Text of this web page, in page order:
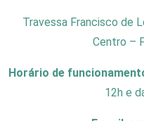
Travessa Francisco de
Centro –
Horário de
12h e